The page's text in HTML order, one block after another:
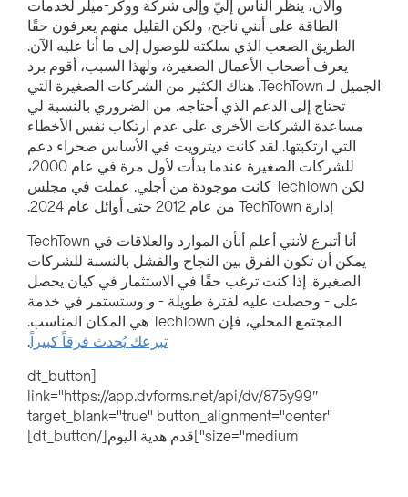
والآن، ينظر الناس إليّ وإلى شركة ووكر-ميلر لخدمات
الطاقة على أنني ناجح، ولكن القليل منهم يعرفون حقًا
الطريق الصعب الذي سلكته للوصول إلى ما أنا عليه الآن.
يعرف أصحاب الأعمال الصغيرة، ولهذا السبب، أقوم برد
الجميل لـ TechTown. هناك الكثير من الشركات الصغيرة التي
تحتاج إلى الدعم الذي أحتاجه. من الضروري بالنسبة لي
مساعدة الشركات الأخرى على عدم ارتكاب نفس الأخطاء
التي ارتكبتها. لقد كانت ديترويت في الأساس صحراء دعم
للشركات الصغيرة عندما بدأت لأول مرة في عام 2000،
لكن TechTown كانت موجودة من أجلي. عملت في مجلس
إدارة TechTown من عام 2012 حتى أوائل عام 2024.
أنا أتبرع لأنني أعلم أن أن
الموارد والعلاقات في TechTown
يمكن أن تكون الفرق بين النجاح والفشل بالنسبة للشركات
الصغيرة. إذا كنت ترغب حقًا في الاستثمار في كيان يحصل
على-وحصلت عليه لفترة طويلة- و وستستمر في خدمة
المجتمع المحلي، فإن TechTown هي المكان المناسب.
تبرعك يُحدث فرقاً كبيراً.
[dt_button
link="https://app.dvforms.net/api/dv/875y99″
target_blank="true" button_alignment="center"
size="medium"]قدم هدية اليوم[/dt_button]